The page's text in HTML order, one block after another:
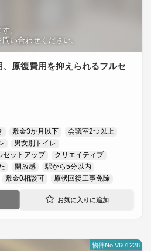
。
い合わせください。
原復費用を抑えられるフルセ
敷金3か月以下
会議室2つ以上
男女別トイレ
セットアップ
クリエイティブ
開放感
駅から5分以内
敷金0相談可 原状回復工事免除
物件No.V601228